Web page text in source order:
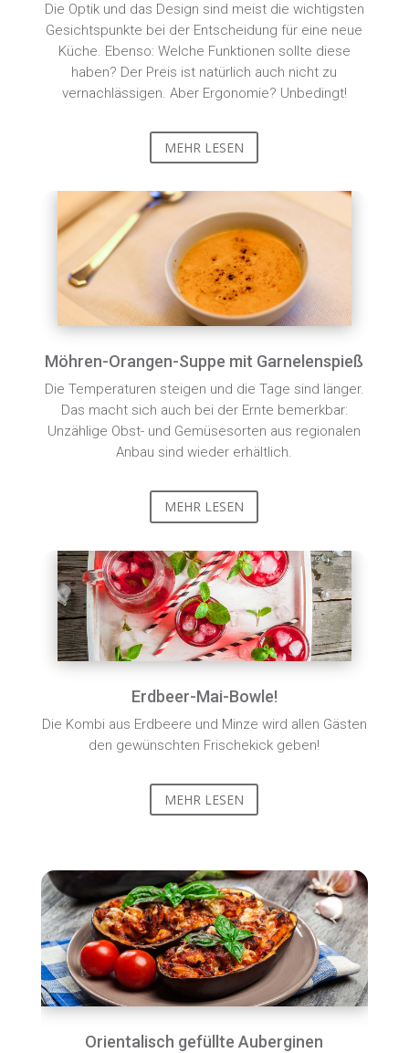
Die Optik und das Design sind meist die wichtigsten
Gesichtspunkte bei der Entscheidung für eine neue
Küche. Ebenso: Welche Funktionen sollte diese
haben? Der Preis ist natürlich auch nicht zu
vernachlässigen. Aber Ergonomie? Unbedingt!
MEHR LESEN
Möhren-Orangen-Suppe mit Garnelenspieß
Die Temperaturen steigen und die Tage sind länger.
Das macht sich auch bei der Ernte bemerkbar:
Unzählige Obst- und Gemüsesorten aus regionalen
Anbau sind wieder erhältlich.
MEHR LESEN
Erdbeer-Mai-Bowle!
Die Kombi aus Erdbeere und Minze wird allen Gästen
den gewünschten Frischekick geben!
MEHR LESEN
Orientalisch gefüllte Auberginen